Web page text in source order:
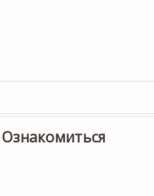
Ознакомиться